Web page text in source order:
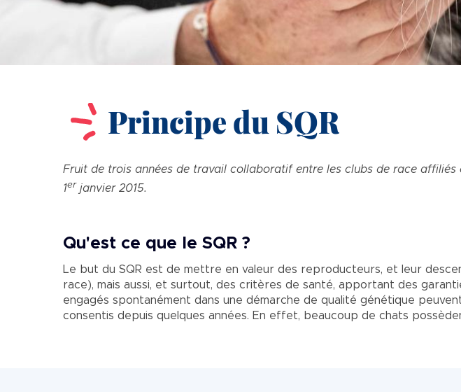
Principe du SQR
Fruit de trois années de travail collaboratif entre les clubs de race
1er janvier 2015.
Qu'est ce que le SQR ?
Le but du SQR est de mettre en valeur des reproducteurs, et leur
race), mais aussi, et surtout, des critères de santé, apportant des
engagés spontanément dans une démarche de qualité génétique
consentis depuis quelques années. En effet, beaucoup de chats